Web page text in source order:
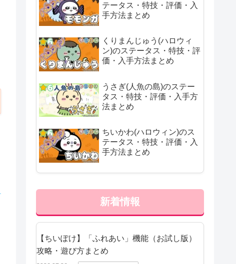
テータス・特技・評価・入
手方法まとめ
くりまんじゅう(ハロウィ
ン)のステータス・特技・評
価・入手方法まとめ
うさぎ(人魚の島)のステー
タス・特技・評価・入手方
法まとめ
ちいかわ(ハロウィン)のス
テータス・特技・評価・入
手方法まとめ
新着情報
【ちいぽけ】「ふれあい」機能（お試し版）
攻略・遊び方まとめ